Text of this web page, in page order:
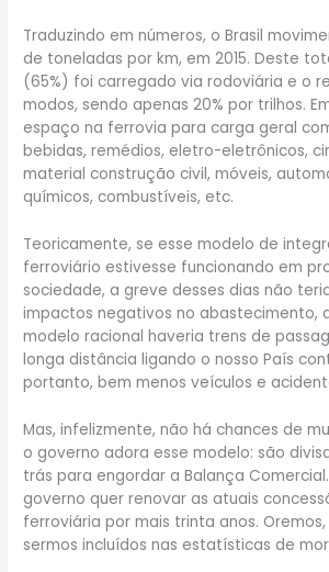
Traduzindo em números, o Brasil
de toneladas por km, em 2015. Deste
(65%) foi carregado via rodoviária e o
modos, sendo apenas 20% por trilhos.
espaço na ferrovia para carga geral
bebidas, remédios, eletro-eletrônicos,
material construção civil, móveis,
químicos, combustíveis, etc.
Teoricamente, se esse modelo de
ferroviário estivesse funcionando em
sociedade, a greve desses dias não
impactos negativos no abastecimento,
modelo racional haveria trens de
longa distância ligando o nosso País
portanto, bem menos veículos e
Mas, infelizmente, não há chances de
o governo adora esse modelo: são
trás para engordar a Balança
governo quer renovar as atuais
ferroviária por mais trinta anos.
sermos incluídos nas estatísticas de